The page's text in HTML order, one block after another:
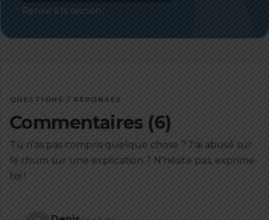
Retour à la section
QUESTIONS / RÉPONSES
Commentaires (6)
Tu n'as pas compris quelque chose ? J'ai abusé sur
le rhum sur une explication ? N'hésite pas, exprime-
toi !